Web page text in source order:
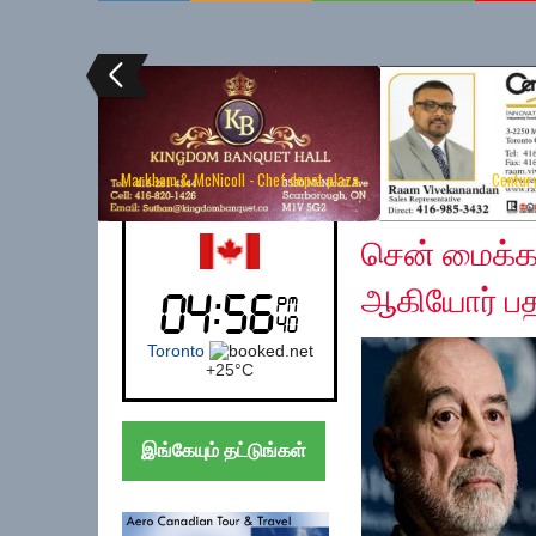
Markham & McNicoll - Chef depot plaza
USA (Newyork)
New York
+34°C
இங்கேயும் தட்டுங்கள்
Saturday, November
சென்
ஆகியோர்